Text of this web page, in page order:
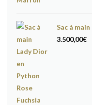
Sac à
3.500,00€